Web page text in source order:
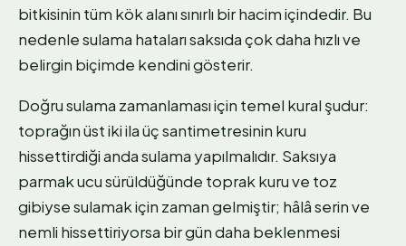
bitkisinin tüm kök alanı sınırlı bir hacim içindedir. Bu
nedenle sulama hataları saksıda çok daha hızlı ve
belirgin biçimde kendini gösterir.
Doğru sulama zamanlaması için temel kural şudur:
toprağın üst iki ila üç santimetresinin kuru
hissettirdiği anda sulama yapılmalıdır. Saksıya
parmak ucu sürüldüğünde toprak kuru ve toz
gibiyse sulamak için zaman gelmiştir; hâlâ serin ve
nemli hissettiriyorsa bir gün daha beklenmesi